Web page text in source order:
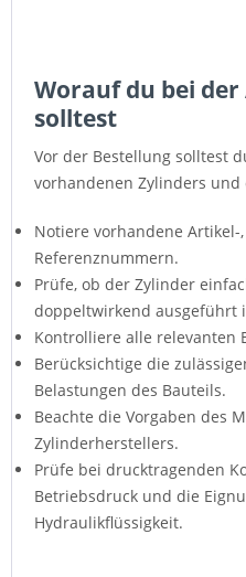
Worauf du bei
solltest
Vor der Bestellung solltest
vorhandenen Zylinders
Notiere vorhandene Artikel-
Referenznummern.
Prüfe, ob der Zylinder
doppeltwirkend ausgeführt
Kontrolliere alle relevanten
Berücksichtige die
Belastungen des Bauteils.
Beachte die Vorgaben des
Zylinderherstellers.
Prüfe bei drucktragenden
Betriebsdruck und die
Hydraulikflüssigkeit.